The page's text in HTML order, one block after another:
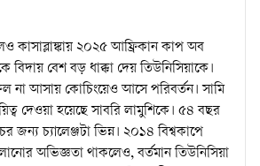
কাসাব্লাঙ্কায় ২০২৫ আফ্রিকান কাপ অব
বিদায় বেশ বড় ধাক্কা দেয় তিউনিসিয়াকে।
না আসায় কোচিংয়েও আসে পরিবর্তন। সামি
দেওয়া হয়েছে সাবরি লামুশিকে। ৫৪ বছর
জন্য চ্যালেঞ্জটা ভিন্ন। ২০১৪ বিশ্বকাপে
অভিজ্ঞতা থাকলেও, বর্তমান তিউনিসিয়া